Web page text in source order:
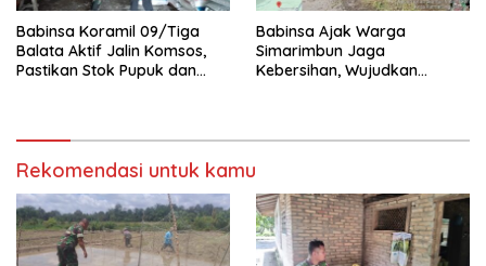
Babinsa Koramil 09/Tiga
Balata Aktif Jalin Komsos,
Pastikan Stok Pupuk dan
Babinsa Ajak Warga
Simarimbun Jaga
Kebersihan, Wujudkan
Rekomendasi untuk kamu